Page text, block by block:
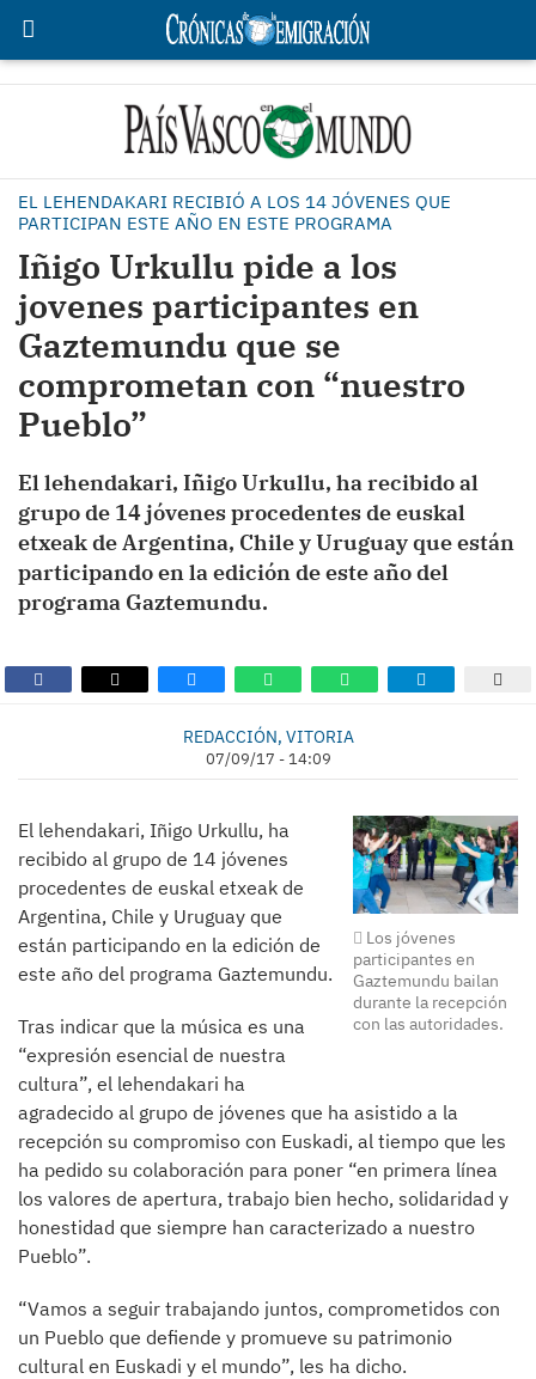
EL LEHENDAKARI RECIBIÓ A LOS 14 JÓVENES QUE
PARTICIPAN ESTE AÑO EN ESTE PROGRAMA
Iñigo Urkullu pide a los
jovenes participantes en
Gaztemundu que se
comprometan con “nuestro
Pueblo”
El lehendakari, Iñigo Urkullu, ha recibido al
grupo de 14 jóvenes procedentes de euskal
etxeak de Argentina, Chile y Uruguay que están
participando en la edición de este año del
programa Gaztemundu.
REDACCIÓN, VITORIA
07/09/17 - 14:09
Los jóvenes
participantes en
Gaztemundu bailan
durante la recepción
con las autoridades.
El lehendakari, Iñigo Urkullu, ha
recibido al grupo de 14 jóvenes
procedentes de euskal etxeak de
Argentina, Chile y Uruguay que
están participando en la edición de
este año del programa Gaztemundu.
Tras indicar que la música es una
“expresión esencial de nuestra
cultura”, el lehendakari ha
agradecido al grupo de jóvenes que ha asistido a la
recepción su compromiso con Euskadi, al tiempo que les
ha pedido su colaboración para poner “en primera línea
los valores de apertura, trabajo bien hecho, solidaridad y
honestidad que siempre han caracterizado a nuestro
Pueblo”.
“Vamos a seguir trabajando juntos, comprometidos con
un Pueblo que defiende y promueve su patrimonio
cultural en Euskadi y el mundo”, les ha dicho.